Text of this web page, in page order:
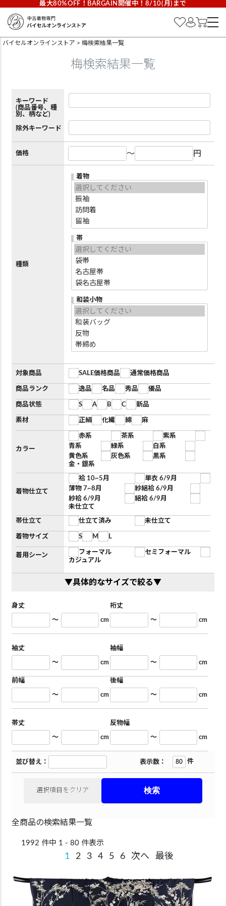
最大80%OFF！BARGAIN開催中！8/10(月)まで
バイセルオンラインストア 梅検索結果一覧
梅検索結果一覧
キーワード
(商品番号、種
別、柄など)
除外キーワード
価格 ～ 円
種類
着物
帯
和装小物
対象商品 SALE価格商品 通常価格商品
商品ランク 逸品 名品 秀品 優品
商品状態 S A B C 新品
素材 正絹 化繊 綿 麻
カラー
赤系 茶系
紫系
青系
緑系
白系
黄色系
灰色系
黒系
金・銀系
着物仕立て
袷 10~5月
単衣 6/9月
薄物 7~8月
紗絽袷 6/9月
紗袷 6/9月
絽袷 6/9月
未仕立て
帯仕立て 仕立て済み 未仕立て
着物サイズ S M L
着用シーン フォーマル
セミフォーマル
カジュアル
▼具体的なサイズで絞る▼
身丈
～ cm
裄丈
～ cm
袖丈
～ cm
袖幅
～ cm
前幅
～ cm
後幅
～ cm
帯丈
～ cm
反物幅
～ cm
並び替え： 表示数： 件
選択項目をクリア
全商品の検索結果一覧
1992 件中 1 - 80 件表示
1 2 3 4 5 6 次へ 最後